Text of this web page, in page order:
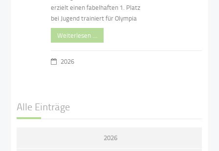
erzielt einen fabelhaften 1. Platz
bei Jugend trainiert für Olympia
Weiterlesen …
2026
Alle Einträge
2026